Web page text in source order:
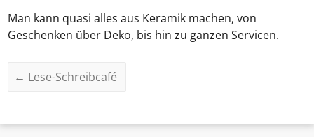
Man kann quasi alles aus Keramik machen, von
Geschenken über Deko, bis hin zu ganzen Servicen.
← Lese-Schreibcafé